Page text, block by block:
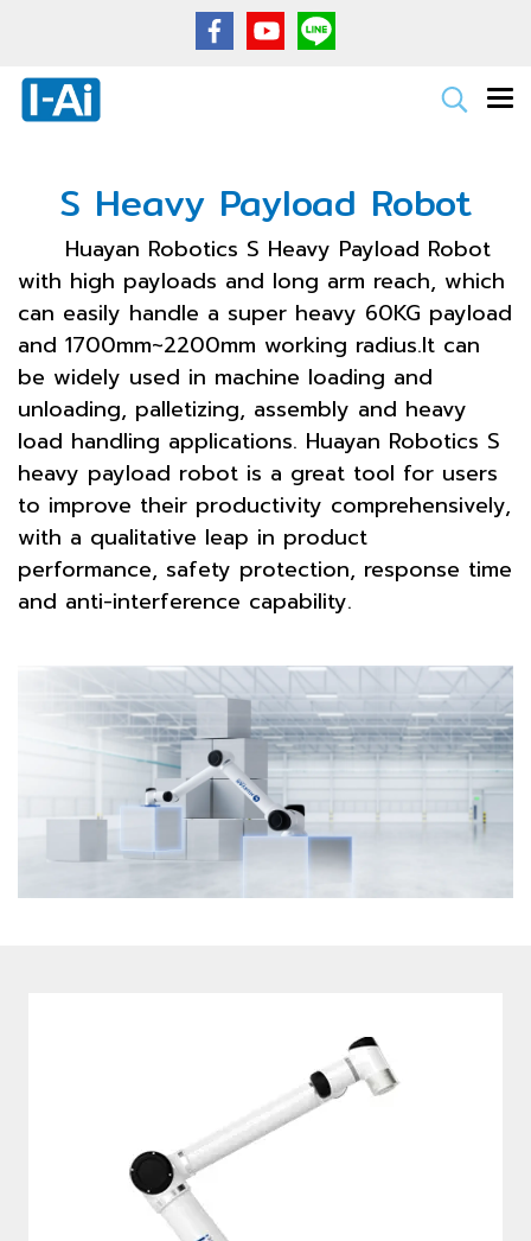
S Heavy Payload Robot
Huayan Robotics S Heavy Payload Robot
with high payloads and long arm reach, which
can easily handle a super heavy 60KG payload
and 1700mm~2200mm working radius.It can
be widely used in machine loading and
unloading, palletizing, assembly and heavy
load handling applications. Huayan Robotics S
heavy payload robot is a great tool for users
to improve their productivity comprehensively,
with a qualitative leap in product
performance, safety protection, response time
and anti-interference capability.